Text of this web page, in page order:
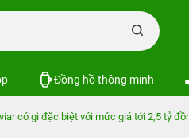
Đồng hồ thông minh
có gì đặc biệt với mức giá tới 2,5 tỷ